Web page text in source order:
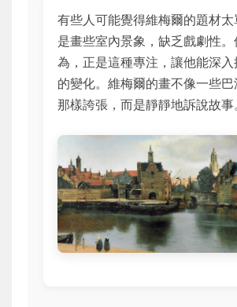
有些人可能覺得維梅爾的題材
是畫些室內景象，缺乏戲劇性
為，正是這種專注，讓他能深入
的變化。維梅爾的畫不像一些
那樣誇張，而是靜靜地訴說故事